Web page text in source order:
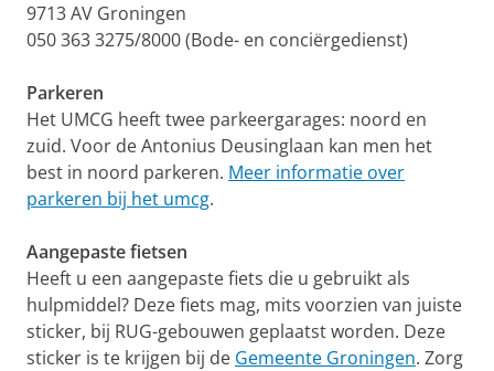
9713 AV Groningen
050 363 3275/8000 (Bode- en conciërgedienst)
Parkeren
Het UMCG heeft twee parkeergarages: noord en
zuid. Voor de Antonius Deusinglaan kan men het
best in noord parkeren. Meer informatie over
parkeren bij het umcg.
Aangepaste fietsen
Heeft u een aangepaste fiets die u gebruikt als
hulpmiddel? Deze fiets mag, mits voorzien van juiste
sticker, bij RUG-gebouwen geplaatst worden. Deze
sticker is te krijgen bij de Gemeente Groningen. Zorg